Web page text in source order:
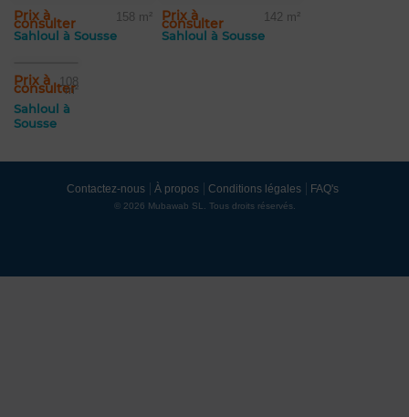
Prix à
consulter 158 m²
Sahloul à Sousse
Prix à
consulter 142 m²
Sahloul à Sousse
Prix à
consulter
108
m²
Sahloul à
Sousse
Contactez-nous À propos Conditions légales FAQ's
© 2026 Mubawab SL. Tous droits réservés.